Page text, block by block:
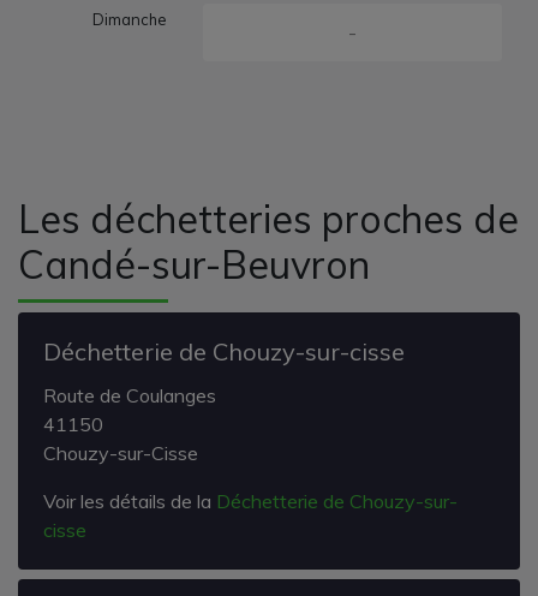
Les déchetteries proches de
Candé-sur-Beuvron
Déchetterie de Chouzy-sur-cisse
Route de Coulanges
41150
Chouzy-sur-Cisse
Voir les détails de la Déchetterie de Chouzy-sur-
cisse
Dimanche
-